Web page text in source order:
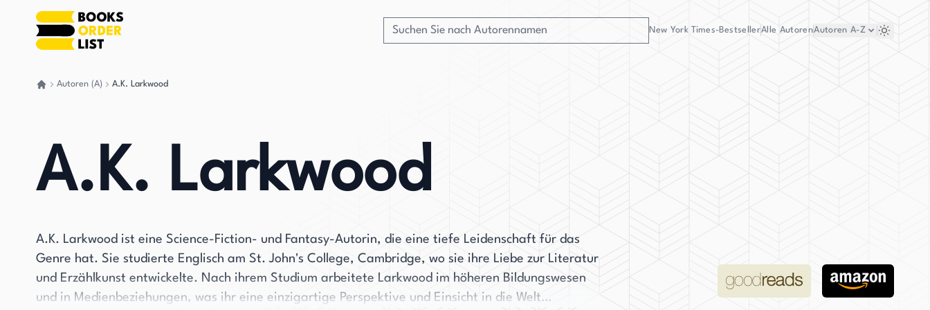
New York Times-BestsellerAlle AutorenAutoren A-Z
Autoren (A) A.K. Larkwood
A.K. Larkwood
A.K. Larkwood ist eine Science-Fiction- und Fantasy-Autorin, die eine tiefe Leidenschaft für das
Genre hat. Sie studierte Englisch am St. John's College, Cambridge, wo sie ihre Liebe zur Literatur
und Erzählkunst entwickelte. Nach ihrem Studium arbeitete Larkwood im höheren Bildungswesen
und in Medienbeziehungen, was ihr eine einzigartige Perspektive und Einsicht in die Welt